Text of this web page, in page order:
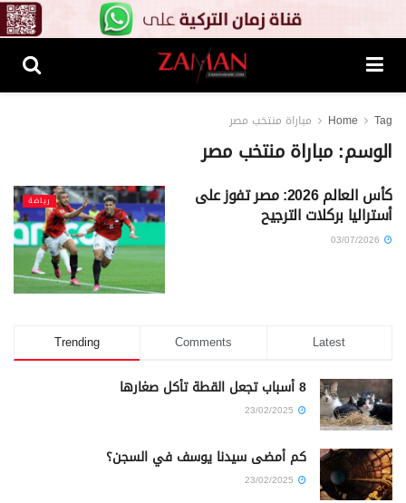
Home Tag مباراة منتخب مصر
الوسم:مباراة منتخب مصر
رياضة كأس العالم 2026: مصر تفوز على
أستراليا بركلات الترجيح
Trending Comments Latest
8 أسباب تجعل القطة تأكل صغارها
كم أمضى سيدنا يوسف في السجن؟